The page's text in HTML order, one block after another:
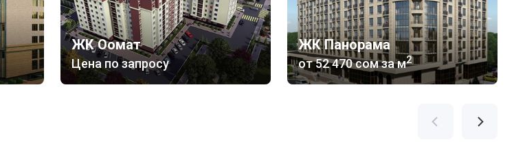
ЖК Оомат
Цена по запросу
ЖК Панорама
от‍52 470 сомза м2